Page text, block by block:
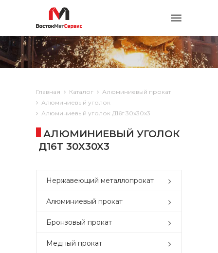
Toggle
Главная Каталог
Алюминиевый прокат
Алюминиевый уголок
Алюминиевый уголок Д16т 30x30x3
АЛЮМИНИЕВЫЙ УГОЛОК
Д16Т 30X30X3
Нержавеющий металлопрокат
Алюминиевый прокат
Бронзовый прокат
Медный прокат